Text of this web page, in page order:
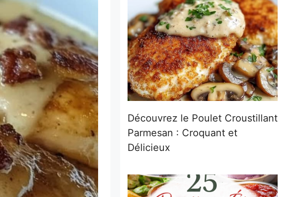
Découvrez le Poulet Croustillant
Parmesan : Croquant et
Délicieux